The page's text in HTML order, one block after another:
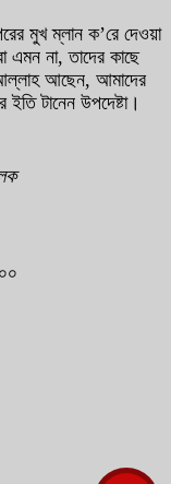
মুখ ম্লান ক’রে দেওয়া
এমন না, তাদের কাছে
আছেন, আমাদের
টানেন উপদেষ্টা।